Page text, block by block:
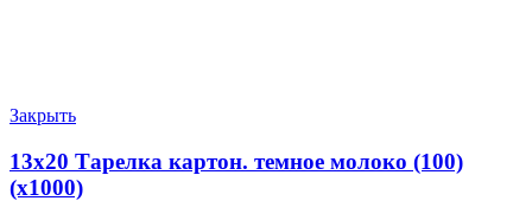
Закрыть
13х20 Тарелка картон. темное молоко (100)
(х1000)